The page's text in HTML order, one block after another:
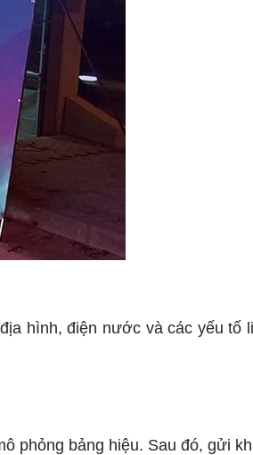
hình, điện nước và các yếu tố
phỏng bảng hiệu. Sau đó, gửi